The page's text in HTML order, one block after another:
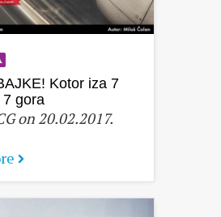
Kotor iza 7
7 gora
on 20.02.2017.